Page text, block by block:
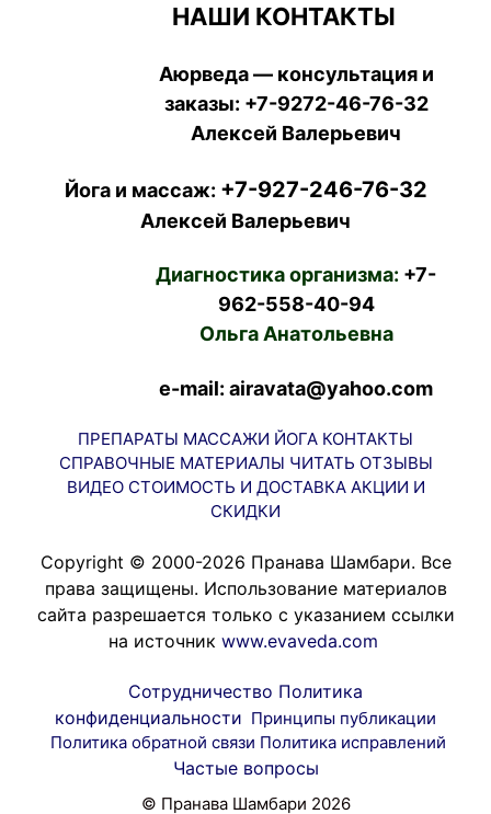
НАШИ КОНТАКТЫ
Аюрведа — консультация и
заказы: +7-9272-46-76-32
Алексей Валерьевич
Йога и массаж: +7-927-246-76-32
Алексей Валерьевич
Диагностика организма: +7-
962-558-40-94
Ольга Анатольевна
e-mail: airavata@yahoo.com
ПРЕПАРАТЫ МАССАЖИ ЙОГА КОНТАКТЫ
СПРАВОЧНЫЕ МАТЕРИАЛЫ ЧИТАТЬ ОТЗЫВЫ
ВИДЕО СТОИМОСТЬ И ДОСТАВКА АКЦИИ И
СКИДКИ
Copyright © 2000-2026 Пранава Шамбари. Все
права защищены. Использование материалов
сайта разрешается только с указанием ссылки
на источник www.evaveda.com
Сотрудничество Политика
конфиденциальности Принципы публикации
Политика обратной связи Политика исправлений
Частые вопросы
© Пранава Шамбари 2026